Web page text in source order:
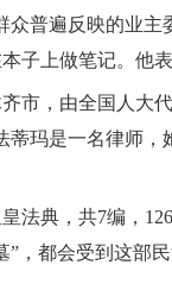
众普遍反映的业
子上做笔记。他
市，由全国人大
蒂玛是一名律师
法典，共7编，
”，都会受到这部